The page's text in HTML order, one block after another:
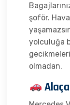
şoför.
yolculuğa
olmadan.